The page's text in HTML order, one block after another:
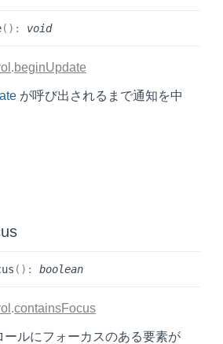
( ) : void
.beginUpdate
が呼び出されるまで通知を中
( ) : boolean
.containsFocus
ールにフォーカスのある要素が